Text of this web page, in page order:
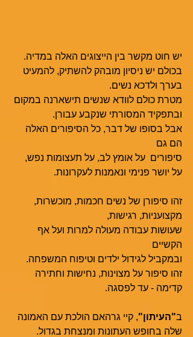
יש חוט מקשר בין הייצוגים האלה במדיה.
בכולם יש ניסיון מובהק להשתיק, להמעיט
בערך ולדכא נשים.
מטרת כולם לוודא שנשים תישארנה במקום
ובתפקיד המסורתי שנקבע עבורן.
אבל בסופו של דבר, כל הסיפורים האלה
הם גם
סיפורים  על אומץ לב, על תעצומות נפש,
על יושר פנימי ונאמנות לעקרונות.
זהו סיפורן של נשים חכמות, מוכשרות,
מקצועניות, רגישות,
שעושות עבודה מעולה למרות ועל אף
הקשיים
ובמקביל לגידול ילדים וטיפוח המשפחה.
זהו סיפור על מצוינות, נחישות וחתירה
קדימה - עד לפסגה.
ב"העיתון", קיי גרהאם הולכת עם האמונה
שלה בחופש העתונות ומנצחת בגדול.